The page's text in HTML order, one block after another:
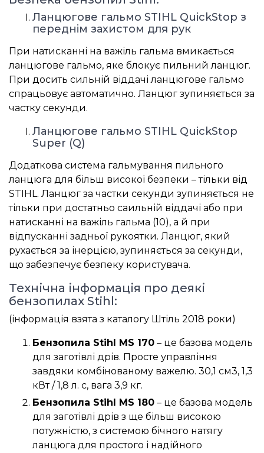
Ланцюгове гальмо STIHL QuickStop з
переднім захистом для рук
При натисканні на важіль гальма вмикається
ланцюгове гальмо, яке блокує пильний ланцюг.
При досить сильній віддачі ланцюгове гальмо
спрацьовує автоматично. Ланцюг зупиняється за
частку секунди.
Ланцюгове гальмо STIHL QuickStop
Super (Q)
Додаткова система гальмування пильного
ланцюга для більш високої безпеки – тільки від
STIHL. Ланцюг за частки секунди зупиняється не
тільки при достатньо саильній віддачі або при
натисканні на важіль гальма (10), а й при
відпусканні задньої рукоятки. Ланцюг, який
рухається за інерцією, зупиняється за секунди,
що забезпечує безпеку користувача.
Технічна інформація про деякі
бензопилах Stihl:
(інформація взята з каталогу Штіль 2018 роки)
Бензопила Stihl MS 170 – це базова модель
для заготівлі дрів. Просте управління
завдяки комбінованому важелю. 30,1 см3, 1,3
кВт / 1,8 л. с, вага 3,9 кг.
Бензопила Stihl MS 180 – це базова модель
для заготівлі дрів з ще більш високою
потужністю, з системою бічного натягу
ланцюга для простого і надійного